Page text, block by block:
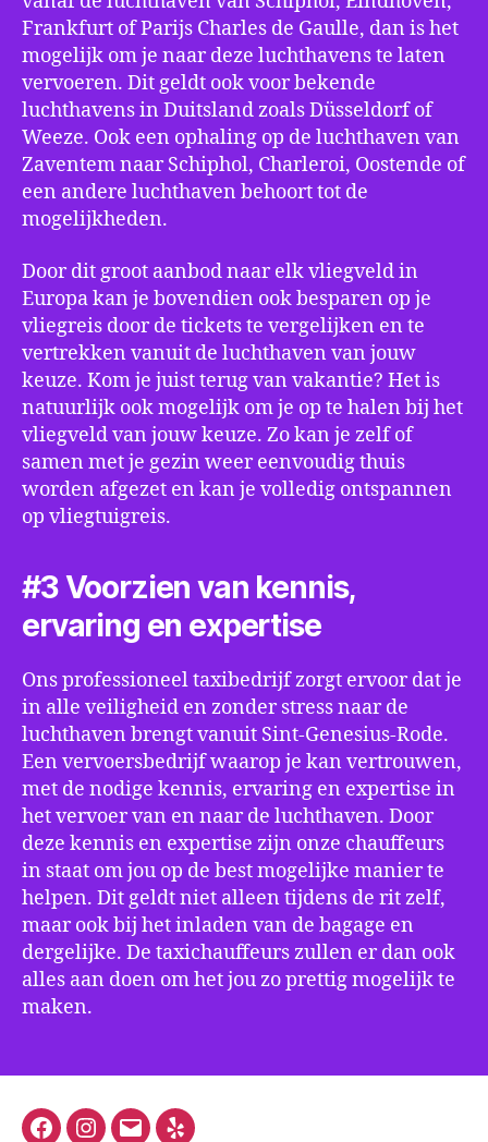
Frankfurt of Parijs Charles de Gaulle, dan is het
mogelijk om je naar deze luchthavens te laten
vervoeren. Dit geldt ook voor bekende
luchthavens in Duitsland zoals Düsseldorf of
Weeze. Ook een ophaling op de luchthaven van
Zaventem naar Schiphol, Charleroi, Oostende of
een andere luchthaven behoort tot de
mogelijkheden.
Door dit groot aanbod naar elk vliegveld in
Europa kan je bovendien ook besparen op je
vliegreis door de tickets te vergelijken en te
vertrekken vanuit de luchthaven van jouw
keuze. Kom je juist terug van vakantie? Het is
natuurlijk ook mogelijk om je op te halen bij het
vliegveld van jouw keuze. Zo kan je zelf of
samen met je gezin weer eenvoudig thuis
worden afgezet en kan je volledig ontspannen
op vliegtuigreis.
#3 Voorzien van kennis,
ervaring en expertise
Ons professioneel taxibedrijf zorgt ervoor dat je
in alle veiligheid en zonder stress naar de
luchthaven brengt vanuit Sint-Genesius-Rode.
Een vervoersbedrijf waarop je kan vertrouwen,
met de nodige kennis, ervaring en expertise in
het vervoer van en naar de luchthaven. Door
deze kennis en expertise zijn onze chauffeurs
in staat om jou op de best mogelijke manier te
helpen. Dit geldt niet alleen tijdens de rit zelf,
maar ook bij het inladen van de bagage en
dergelijke. De taxichauffeurs zullen er dan ook
alles aan doen om het jou zo prettig mogelijk te
maken.